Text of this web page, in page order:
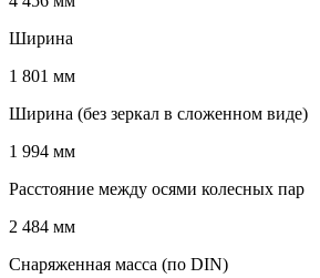
Ширина
1 801 мм
Ширина (без зеркал в сложенном виде)
1 994 мм
Расстояние между осями колесных пар
2 484 мм
Снаряженная масса (по DIN)